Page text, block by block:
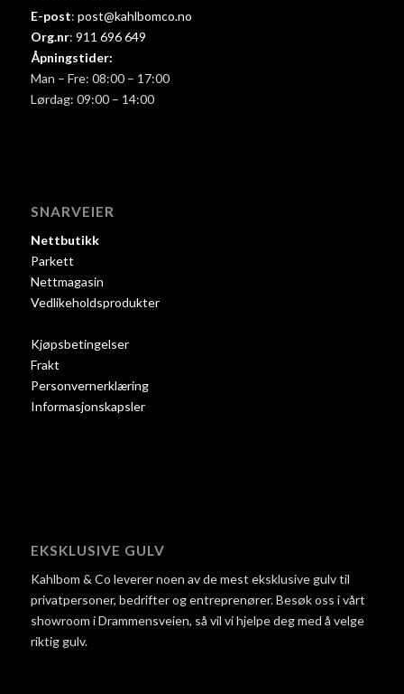
E-post: post@kahlbomco.no
Org.nr: 911 696 649
Åpningstider:
Man – Fre: 08:00 – 17:00
Lørdag: 09:00 – 14:00
SNARVEIER
Nettbutikk
Parkett
Nettmagasin
Vedlikeholdsprodukter
Kjøpsbetingelser
Frakt
Personvernerklæring
Informasjonskapsler
EKSKLUSIVE GULV
Kahlbom & Co leverer noen av de mest eksklusive gulv til
privatpersoner, bedrifter og entreprenører. Besøk oss i vårt
showroom i Drammensveien, så vil vi hjelpe deg med å velge
riktig gulv.